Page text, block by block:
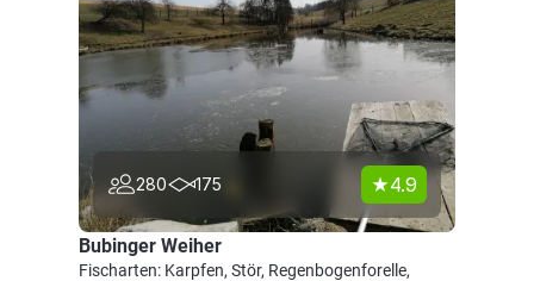
280 175 4.9
Bubinger Weiher
Fischarten: Karpfen, Stör, Regenbogenforelle,